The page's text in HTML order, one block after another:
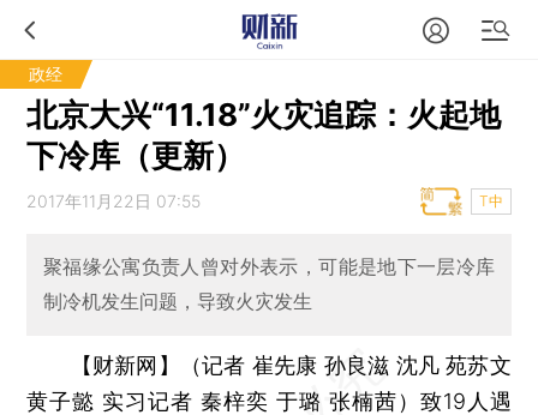
政经
北京大兴“11.18”火灾追踪：火起地
下冷库（更新）
2017年11月22日 07:55 T中
聚福缘公寓负责人曾对外表示，可能是地下一层冷库
制冷机发生问题，导致火灾发生
【财新网】（记者 崔先康 孙良滋 沈凡 苑苏文
黄子懿 实习记者 秦梓奕 于璐 张楠茜） 致19人遇